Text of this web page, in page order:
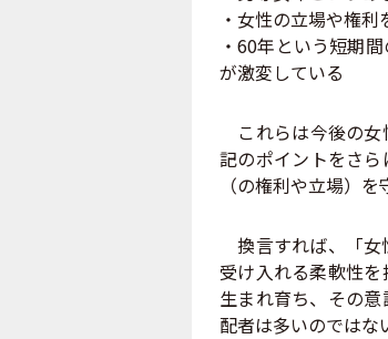
・女性の立場や権
・60年という短期
が激変している
これらは今後の女
記のポイントをさ
（の権利や立場）
換言すれば、「女
受け入れる柔軟性
生まれ育ち、その
配者は多いのではな